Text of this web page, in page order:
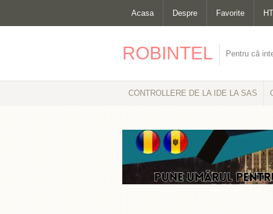
Acasa Despre Favorite
ROBINTEL Pentru că
CONTROLLERE DE LA IDE LA SAS